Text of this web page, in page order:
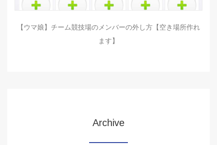
【ウマ娘】チーム競技場のメンバーの外し方【空き場所作れ
ます】
Archive